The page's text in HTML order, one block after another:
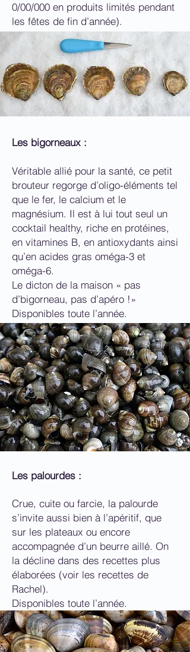
0/00/000 en produits limités pendant
les fêtes de fin d’année).
Les bigorneaux :
Véritable allié pour la santé, ce petit
brouteur regorge d’oligo-éléments tel
que le fer, le calcium et le
magnésium. Il est à lui tout seul un
cocktail healthy, riche en protéines,
en vitamines B, en antioxydants ainsi
qu’en acides gras oméga-3 et
oméga-6.
Le dicton de la maison « pas
d’bigorneau, pas d’apéro !»
Disponibles toute l’année.
Les palourdes :
Crue, cuite ou farcie, la palourde
s’invite aussi bien à l’apéritif, que
sur les plateaux ou encore
accompagnée d’un beurre aillé. On
la décline dans des recettes plus
élaborées (voir les recettes de
Rachel).
Disponibles toute l’année.